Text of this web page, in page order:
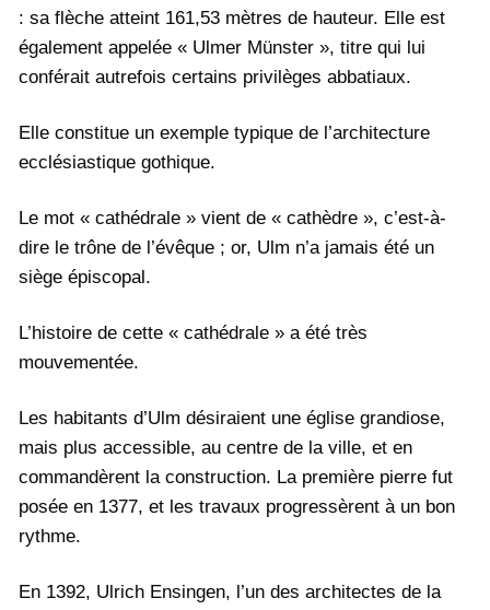
: sa flèche atteint 161,53 mètres de hauteur. Elle est
également appelée « Ulmer Münster », titre qui lui
conférait autrefois certains privilèges abbatiaux.
Elle constitue un exemple typique de l’architecture
ecclésiastique gothique.
Le mot « cathédrale » vient de « cathèdre », c’est-à-
dire le trône de l’évêque ; or, Ulm n’a jamais été un
siège épiscopal.
L’histoire de cette « cathédrale » a été très
mouvementée.
Les habitants d’Ulm désiraient une église grandiose,
mais plus accessible, au centre de la ville, et en
commandèrent la construction. La première pierre fut
posée en 1377, et les travaux progressèrent à un bon
rythme.
En 1392, Ulrich Ensingen, l’un des architectes de la